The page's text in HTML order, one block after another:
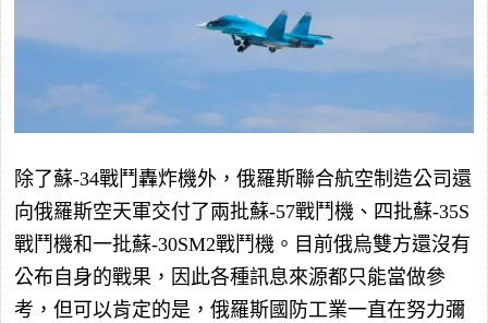
除了蘇-34戰鬥轟炸機外，俄羅斯聯合航空制造公司還
向俄羅斯空天軍交付了兩批蘇-57戰鬥機、四批蘇-35S
戰鬥機和一批蘇-30SM2戰鬥機。目前俄烏雙方還沒有
公布自身的戰果，因此各種訊息來源都只能當做參
考，但可以肯定的是，俄羅斯國防工業一直在努力彌